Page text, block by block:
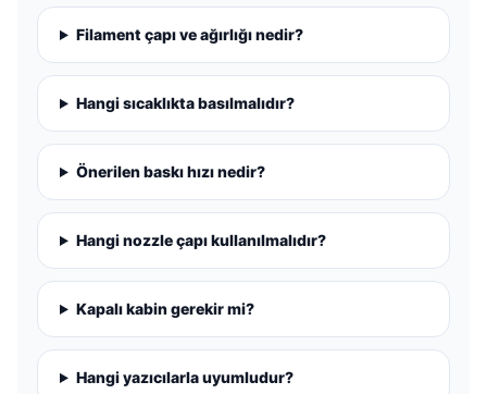
Filament çapı ve ağırlığı nedir?
Hangi sıcaklıkta basılmalıdır?
Önerilen baskı hızı nedir?
Hangi nozzle çapı kullanılmalıdır?
Kapalı kabin gerekir mi?
Hangi yazıcılarla uyumludur?